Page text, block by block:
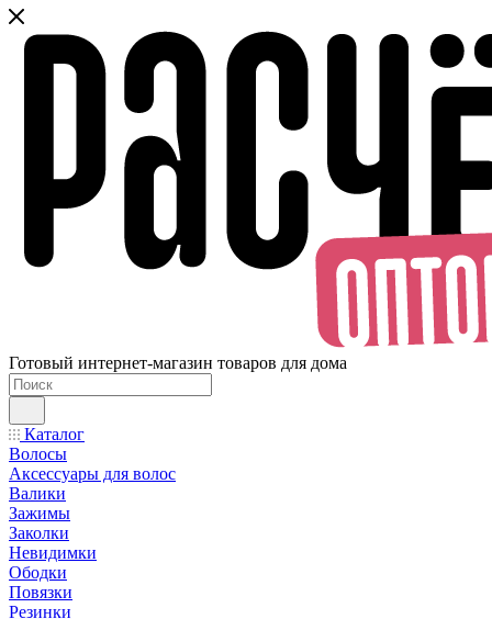
Готовый интернет-магазин товаров для дома
Каталог
Волосы
Аксессуары для волос
Валики
Зажимы
Заколки
Невидимки
Ободки
Повязки
Резинки